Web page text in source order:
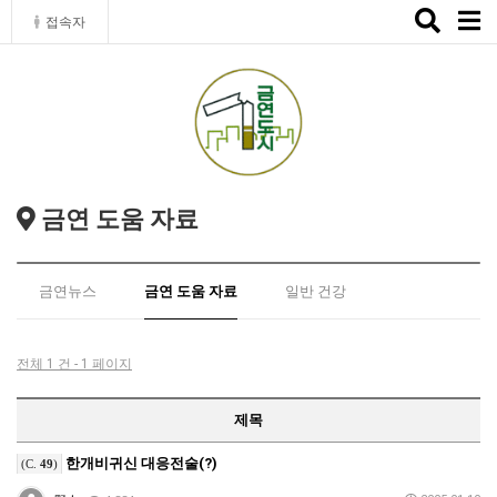
접속자
Toggle
금연 도움 자료
금연뉴스 금연 도움 자료 일반 건강
전체 1 건 - 1 페이지
제목
(C. 49) 한개비귀신 대응전술(?)